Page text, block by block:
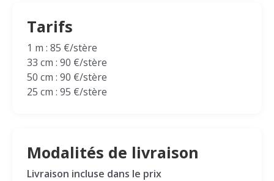
Tarifs
1 m : 85 €/stère
33 cm : 90 €/stère
50 cm : 90 €/stère
25 cm : 95 €/stère
Modalités de livraison
Livraison incluse dans le prix